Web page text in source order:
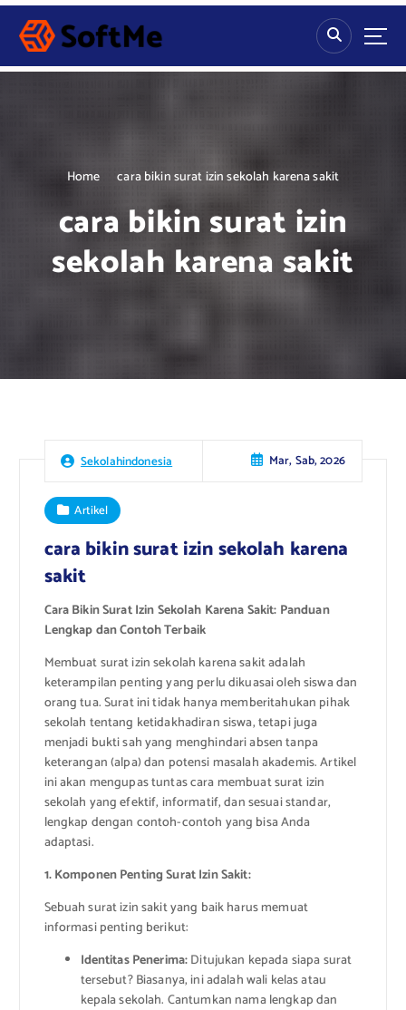
S
p
Home cara bikin surat izin sekolah karena sakit
cara bikin surat izin
sekolah karena sakit
Sekolahindonesia Mar, Sab, 2026
Artikel
cara bikin surat izin sekolah karena
sakit
Cara Bikin Surat Izin Sekolah Karena Sakit: Panduan
Lengkap dan Contoh Terbaik
Membuat surat izin sekolah karena sakit adalah
keterampilan penting yang perlu dikuasai oleh siswa dan
orang tua. Surat ini tidak hanya memberitahukan pihak
sekolah tentang ketidakhadiran siswa, tetapi juga
menjadi bukti sah yang menghindari absen tanpa
keterangan (alpa) dan potensi masalah akademis. Artikel
ini akan mengupas tuntas cara membuat surat izin
sekolah yang efektif, informatif, dan sesuai standar,
lengkap dengan contoh-contoh yang bisa Anda
adaptasi.
1. Komponen Penting Surat Izin Sakit:
Sebuah surat izin sakit yang baik harus memuat
informasi penting berikut:
Identitas Penerima:Ditujukan kepada siapa surat
tersebut? Biasanya, ini adalah wali kelas atau
kepala sekolah. Cantumkan nama lengkap dan